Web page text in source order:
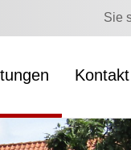
Sie
Kontakt